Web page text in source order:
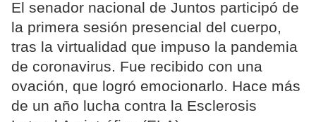
El senador nacional de Juntos participó de
la primera sesión presencial del cuerpo,
tras la virtualidad que impuso la pandemia
de coronavirus. Fue recibido con una
ovación, que logró emocionarlo. Hace más
de un año lucha contra la Esclerosis